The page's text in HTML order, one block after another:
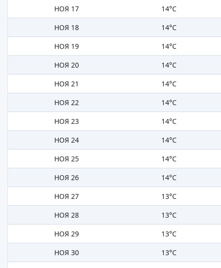
НОЯ 17
14°C
НОЯ 18
14°C
НОЯ 19
14°C
НОЯ 20
14°C
НОЯ 21
14°C
НОЯ 22
14°C
НОЯ 23
14°C
НОЯ 24
14°C
НОЯ 25
14°C
НОЯ 26
14°C
НОЯ 27
13°C
НОЯ 28
13°C
НОЯ 29
13°C
НОЯ 30
13°C